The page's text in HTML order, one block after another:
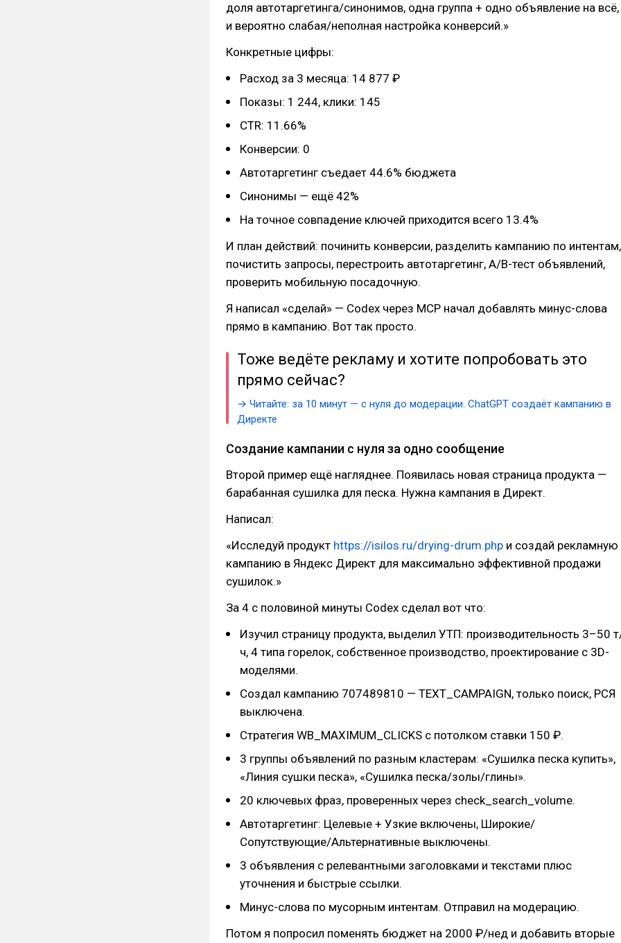
доля автотаргетинга/синонимов, одна группа + одно объявление на всё,
и вероятно слабая/неполная настройка конверсий.»
Конкретные цифры:
Расход за 3 месяца: 14 877 ₽
Показы: 1 244, клики: 145
CTR: 11.66%
Конверсии: 0
Автотаргетинг съедает 44.6% бюджета
Синонимы — ещё 42%
На точное совпадение ключей приходится всего 13.4%
И план действий: починить конверсии, разделить кампанию по интентам,
почистить запросы, перестроить автотаргетинг, A/B-тест объявлений,
проверить мобильную посадочную.
Я написал «сделай» — Codex через MCP начал добавлять минус-слова
прямо в кампанию. Вот так просто.
Тоже ведёте рекламу и хотите попробовать это
прямо сейчас?
→ Читайте: за 10 минут — с нуля до модерации. ChatGPT создаёт кампанию в
Директе
Создание кампании с нуля за одно сообщение
Второй пример ещё нагляднее. Появилась новая страница продукта —
барабанная сушилка для песка. Нужна кампания в Директ.
Написал:
«Исследуй продукт https://isilos.ru/drying-drum.php и создай рекламную
кампанию в Яндекс Директ для максимально эффективной продажи
сушилок.»
За 4 с половиной минуты Codex сделал вот что:
Изучил страницу продукта, выделил УТП: производительность 3–50
ч, 4 типа горелок, собственное производство, проектирование с 3D-
моделями.
Создал кампанию 707489810 — TEXT_CAMPAIGN, только поиск, РСЯ
выключена.
Стратегия WB_MAXIMUM_CLICKS с потолком ставки 150 ₽.
3 группы объявлений по разным кластерам: «Сушилка песка купить»,
«Линия сушки песка», «Сушилка песка/золы/глины».
20 ключевых фраз, проверенных через check_search_volume.
Автотаргетинг: Целевые + Узкие включены, Широкие/
Сопутствующие/Альтернативные выключены.
3 объявления с релевантными заголовками и текстами плюс
уточнения и быстрые ссылки.
Минус-слова по мусорным интентам. Отправил на модерацию.
Потом я попросил поменять бюджет на 2000 ₽/нед и добавить вторые